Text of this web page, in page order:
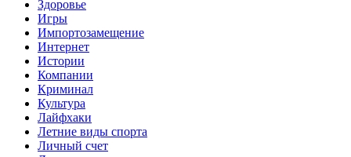
Здоровье
Игры
Импортозамещение
Интернет
Истории
Компании
Криминал
Культура
Лайфхаки
Летние виды спорта
Личный счет